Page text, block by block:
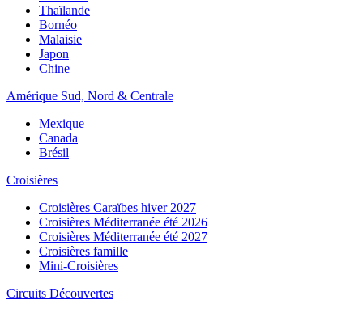
Thaïlande
Bornéo
Malaisie
Japon
Chine
Amérique Sud, Nord & Centrale
Mexique
Canada
Brésil
Croisières
Croisières Caraïbes hiver 2027
Croisières Méditerranée été 2026
Croisières Méditerranée été 2027
Croisières famille
Mini-Croisières
Circuits Découvertes